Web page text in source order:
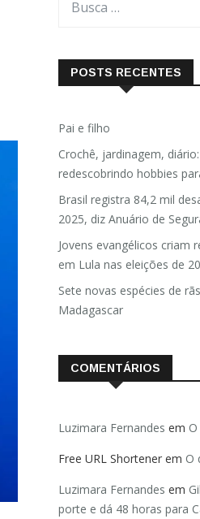
POSTS RECENTES
Pai e filho
Crochê, jardinagem,
redescobrindo hobbies
Brasil registra 84,2 mil
2025, diz Anuário de
Jovens evangélicos criam
em Lula nas eleições de
Sete novas espécies de
Madagascar
COMENTÁRIOS
Luzimara Fernandes em
Free URL Shortener em O
Luzimara Fernandes em
porte e dá 48 horas para